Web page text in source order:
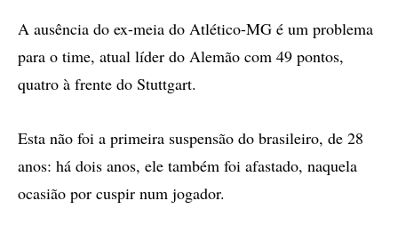
A ausência do ex-meia do Atlético-MG é um problema
para o time, atual líder do Alemão com 49 pontos,
quatro à frente do Stuttgart.
Esta não foi a primeira suspensão do brasileiro, de 28
anos: há dois anos, ele também foi afastado, naquela
ocasião por cuspir num jogador.